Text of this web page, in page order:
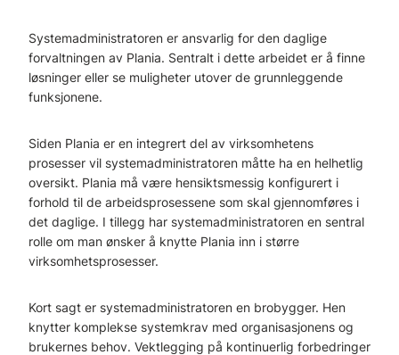
Systemadministratoren er ansvarlig for den daglige
forvaltningen av Plania. Sentralt i dette arbeidet er å finne
løsninger eller se muligheter utover de grunnleggende
funksjonene.
Siden Plania er en integrert del av virksomhetens
prosesser vil systemadministratoren måtte ha en helhetlig
oversikt. Plania må være hensiktsmessig konfigurert i
forhold til de arbeidsprosessene som skal gjennomføres i
det daglige. I tillegg har systemadministratoren en sentral
rolle om man ønsker å knytte Plania inn i større
virksomhetsprosesser.
Kort sagt er systemadministratoren en brobygger. Hen
knytter komplekse systemkrav med organisasjonens og
brukernes behov. Vektlegging på kontinuerlig forbedringer